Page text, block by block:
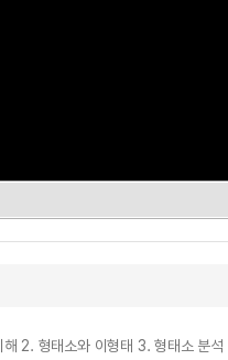
해 2. 형태소와 이형태 3. 형태소 분석